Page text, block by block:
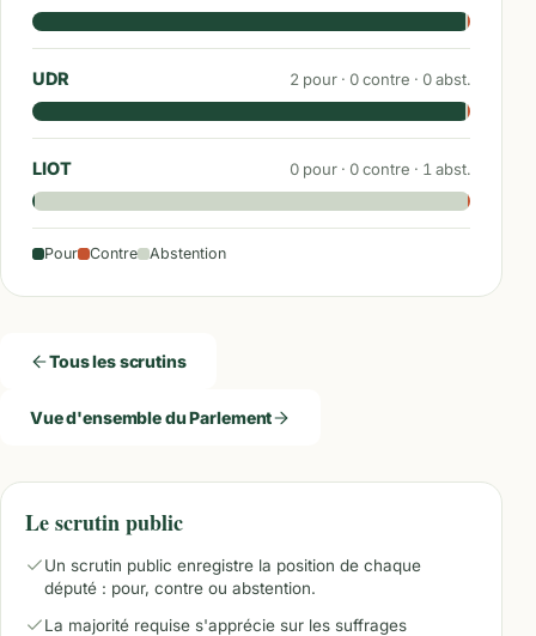
UDR 2 pour · 0contre · 0abst.
LIOT 0 pour · 0contre · 1 abst.
Pour Contre Abstention
Tous les scrutins
Vue d'ensemble du Parlement
Le scrutin public
Un scrutin public enregistre la position de chaque
député : pour, contre ou abstention.
La majorité requise s'apprécie sur les suffrages